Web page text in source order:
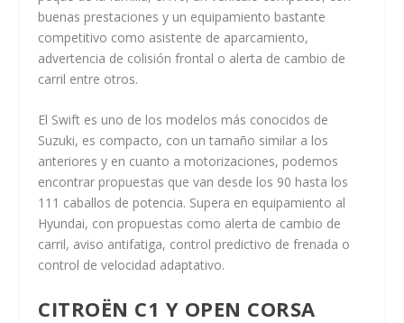
buenas prestaciones y un equipamiento bastante
competitivo como asistente de aparcamiento,
advertencia de colisión frontal o alerta de cambio de
carril entre otros.
El Swift es uno de los modelos más conocidos de
Suzuki, es compacto, con un tamaño similar a los
anteriores y en cuanto a motorizaciones, podemos
encontrar propuestas que van desde los 90 hasta los
111 caballos de potencia. Supera en equipamiento al
Hyundai, con propuestas como alerta de cambio de
carril, aviso antifatiga, control predictivo de frenada o
control de velocidad adaptativo.
CITROËN C1 Y OPEN CORSA